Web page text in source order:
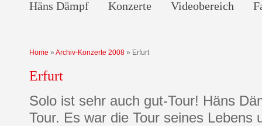
Häns Dämpf Konzerte Videobereich
Home » Archiv-Konzerte 2008 » Erfurt
Erfurt
Solo ist sehr auch gut-Tour! Häns
Tour. Es war die Tour seines Lebens